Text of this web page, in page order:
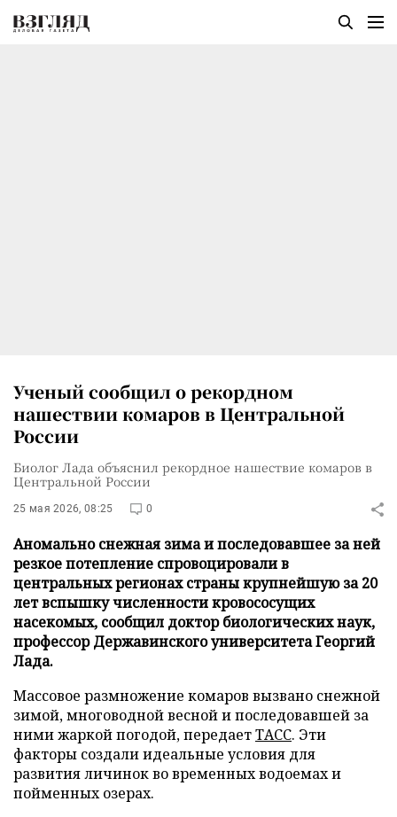
Ученый сообщил о рекордном
нашествии комаров в Центральной
России
Биолог Лада объяснил рекордное нашествие комаров в
Центральной России
25 мая 2026, 08:25 0
Аномально снежная зима и последовавшее за ней
резкое потепление спровоцировали в
центральных регионах страны крупнейшую за 20
лет вспышку численности кровососущих
насекомых, сообщил доктор биологических наук,
профессор Державинского университета Георгий
Лада.
Массовое размножение комаров вызвано снежной
зимой, многоводной весной и последовавшей за
ними жаркой погодой, передаетТАСС. Эти
факторы создали идеальные условия для
развития личинок во временных водоемах и
пойменных озерах.